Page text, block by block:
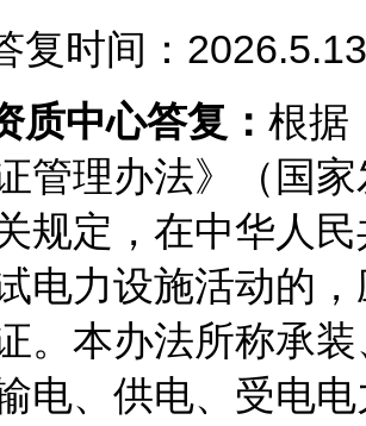
复时间：2026.5.13
质中心答复： 根据
管理办法》（国
规定，在中华人
电力设施活动的
。本办法所称承
电、供电、受电